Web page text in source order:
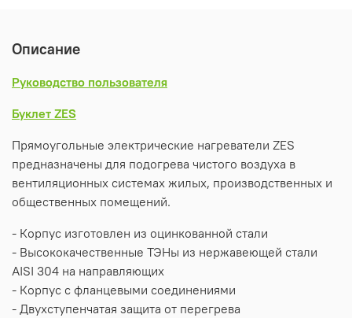
Описание
Руководство пользователя
Буклет ZES
Прямоугольные электрические нагреватели ZES
предназначены для подогрева чистого воздуха в
вентиляционных системах жилых, производственных и
общественных помещений.
- Корпус изготовлен из оцинкованной стали
- Высококачественные ТЭНы из нержавеющей стали
AISI 304 на направляющих
- Корпус с фланцевыми соединениями
- Двухступенчатая защита от перегрева